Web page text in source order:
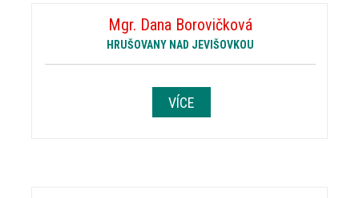
Mgr. Dana Borovičková
HRUŠOVANY NAD JEVIŠOVKOU
VÍCE